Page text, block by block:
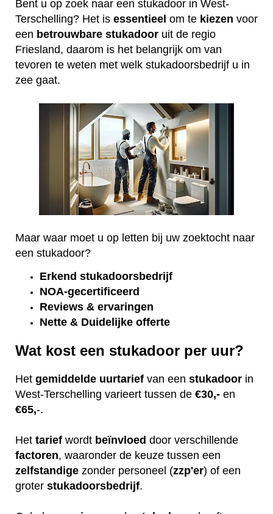
Bent u op zoek naar een stukadoor in West-
Terschelling? Het is essentieel om te kiezen voor
een betrouwbare stukadoor uit de regio
Friesland, daarom is het belangrijk om van
tevoren te weten met welk stukadoorsbedrijf u in
zee gaat.
Maar waar moet u op letten bij uw zoektocht naar
een stukadoor?
Erkend stukadoorsbedrijf
NOA-gecertificeerd
Reviews & ervaringen
Nette & Duidelijke offerte
Wat kost een stukadoor per uur?
Het gemiddelde uurtarief van een stukadoor in
West-Terschelling varieert tussen de €30,- en
€65,-.
Het tarief wordt beïnvloed door verschillende
factoren, waaronder de keuze tussen een
zelfstandige zonder personeel (zzp'er) of een
groter stukadoorsbedrijf.